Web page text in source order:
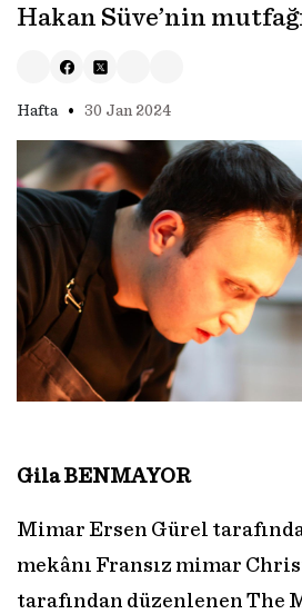
Hakan Süve’nin
Hafta • 30 Jan 2024
Gila BENMAYOR
Mimar Ersen Gürel
mekânı Fransız mimar
tarafından düzenlenen The